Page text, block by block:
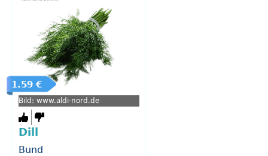
1.59 €
Bild: www.aldi-nord.de
Dill
Bund